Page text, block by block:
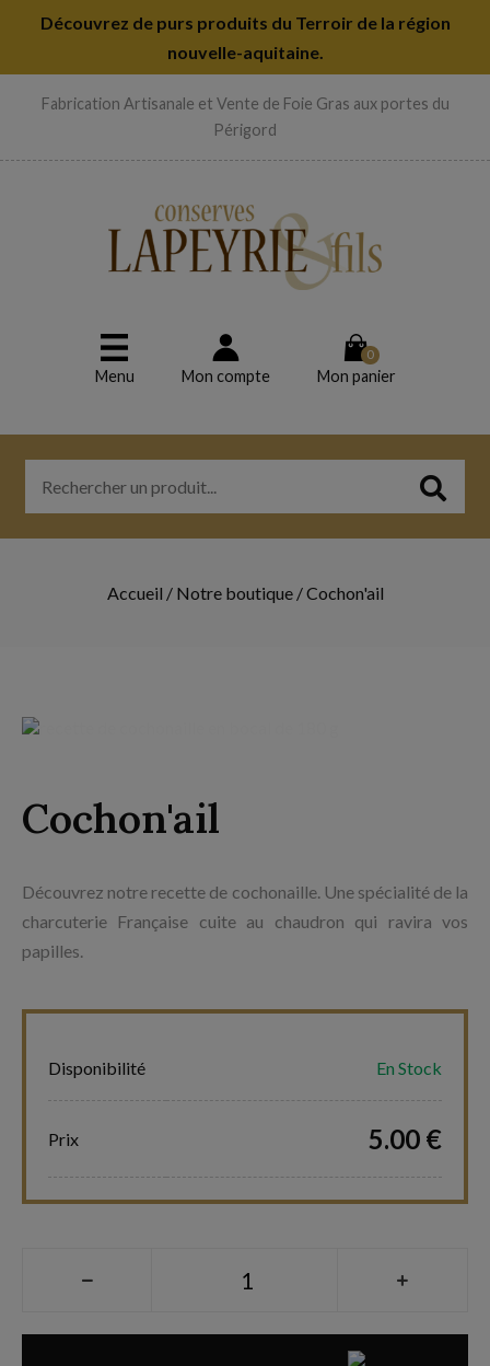
Découvrez de purs produits du Terroir de la région
nouvelle-aquitaine.
Fabrication Artisanale et Vente de Foie Gras aux portes du
Périgord
Menu Mon compte
0
Mon panier
Accueil / Notre boutique /Cochon'ail
Cochon'ail
Découvrez notre recette de cochonaille. Une spécialité de la
charcuterie Française cuite au chaudron qui ravira vos
papilles.
Disponibilité En Stock
Prix 5.00 €